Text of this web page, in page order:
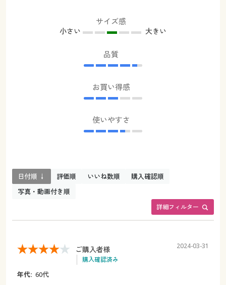
サイズ感
小さい 大きい
品質
お買い得感
使いやすさ
詳細フィルター
日付順 ↓ 評価順 いいね数順
購入確認順
写真・動画付き順
ご購入者様
購入確認済み
2024-03-31
年代: 60代